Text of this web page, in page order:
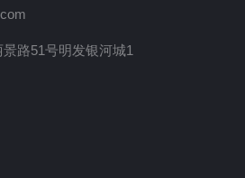
路51号明发银河城1